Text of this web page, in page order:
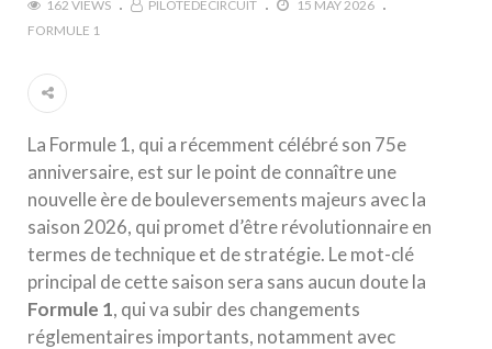
162 VIEWS PILOTEDECIRCUIT
15 MAY 2026
FORMULE 1
La Formule 1, qui a récemment célébré son 75e
anniversaire, est sur le point de connaître une
nouvelle ère de bouleversements majeurs avec la
saison 2026, qui promet d’être révolutionnaire en
termes de technique et de stratégie. Le mot-clé
principal de cette saison sera sans aucun doute la
Formule 1, qui va subir des changements
réglementaires importants, notamment avec